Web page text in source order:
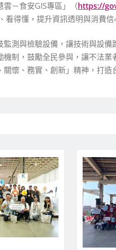
－食安GIS專區」（https://
得懂，提升資訊透明與消費信
測與檢驗設備，讓技術與設備
制，鼓勵全民參與，讓不法業
懷、務實、創新」精神，打造